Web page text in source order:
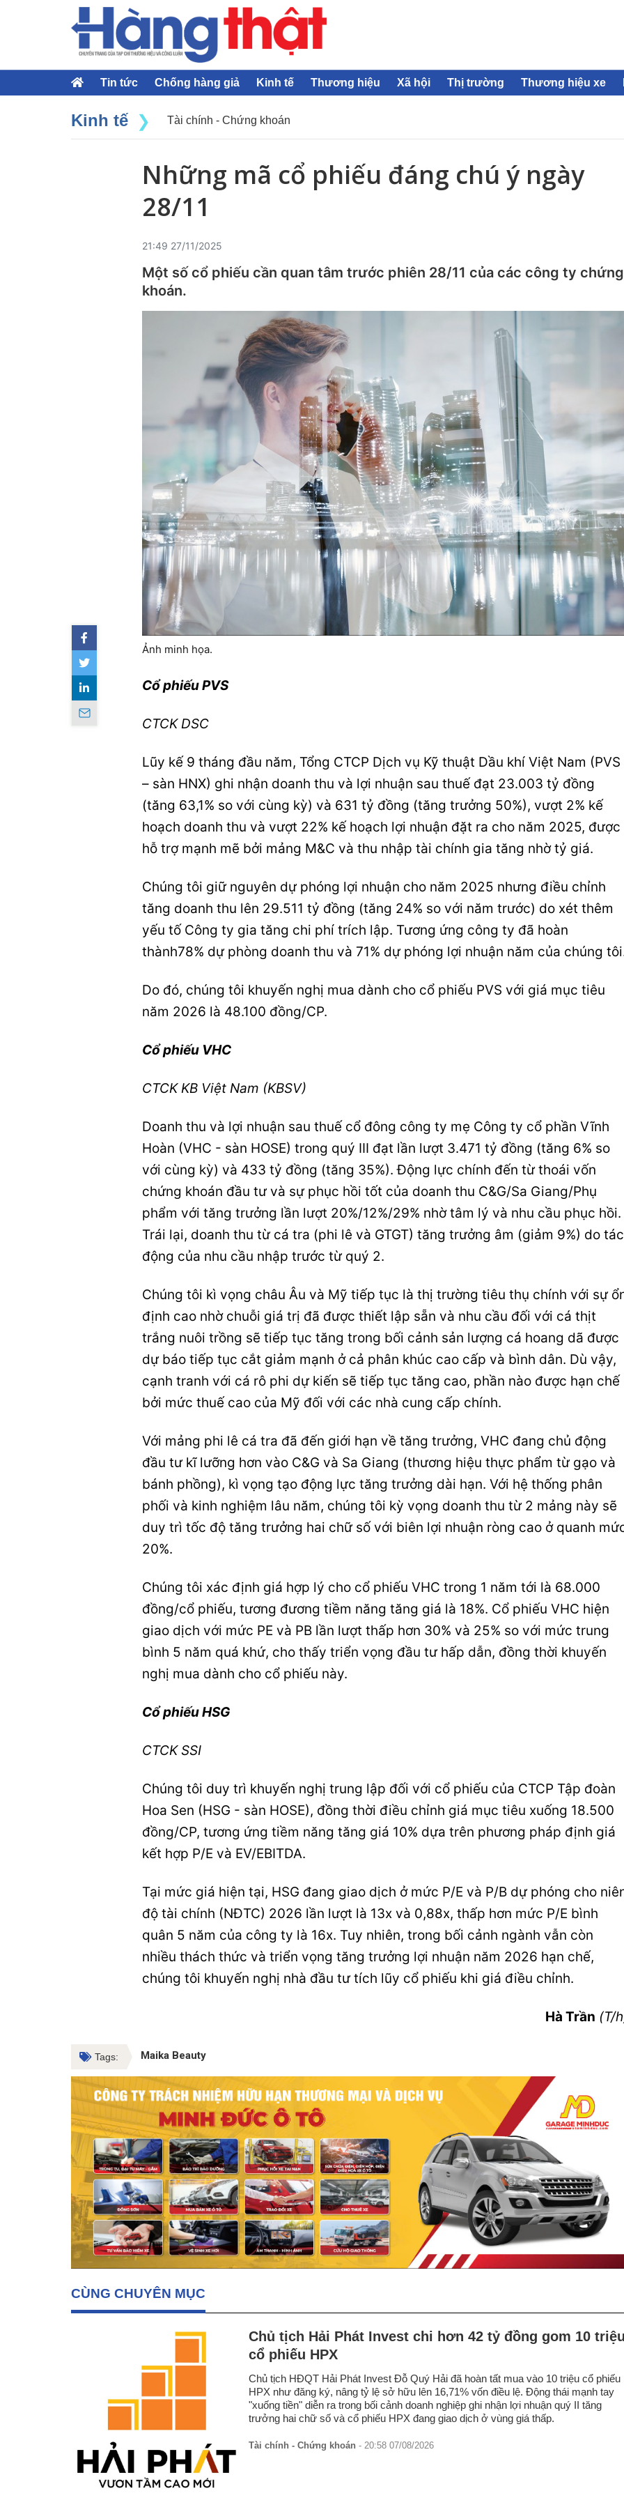
Tin tức Chống hàng giả Kinh tế Thương hiệu Xã hội Thị trường Thương hiệu xe
Kinh tế Tài chính - Chứng khoán
Những mã cổ phiếu đáng chú ý ngày
28/11
21:49 27/11/2025
Một số cổ phiếu cần quan tâm trước phiên 28/11 của các công ty chứng
khoán.
Ảnh minh họa.
Cổ phiếu PVS
CTCK DSC
Lũy kế 9 tháng đầu năm, Tổng CTCP Dịch vụ Kỹ thuật Dầu khí Việt Nam (PVS
– sàn HNX) ghi nhận doanh thu và lợi nhuận sau thuế đạt 23.003 tỷ đồng
(tăng 63,1% so với cùng kỳ) và 631 tỷ đồng (tăng trưởng 50%), vượt 2% kế
hoạch doanh thu và vượt 22% kế hoạch lợi nhuận đặt ra cho năm 2025, được
hỗ trợ mạnh mẽ bởi mảng M&C và thu nhập tài chính gia tăng nhờ tỷ giá.
Chúng tôi giữ nguyên dự phóng lợi nhuận cho năm 2025 nhưng điều chỉnh
tăng doanh thu lên 29.511 tỷ đồng (tăng 24% so với năm trước) do xét thêm
yếu tố Công ty gia tăng chi phí trích lập. Tương ứng công ty đã hoàn
thành78% dự phòng doanh thu và 71% dự phóng lợi nhuận năm của chúng
Do đó, chúng tôi khuyến nghị mua dành cho cổ phiếu PVS với giá mục tiêu
năm 2026 là 48.100 đồng/CP.
Cổ phiếu VHC
CTCK KB Việt Nam (KBSV)
Doanh thu và lợi nhuận sau thuế cổ đông công ty mẹ Công ty cổ phần Vĩnh
Hoàn (VHC - sàn HOSE) trong quý III đạt lần lượt 3.471 tỷ đồng (tăng 6% so
với cùng kỳ) và 433 tỷ đồng (tăng 35%). Động lực chính đến từ thoái vốn
chứng khoán đầu tư và sự phục hồi tốt của doanh thu C&G/Sa Giang/Phụ
phẩm với tăng trưởng lần lượt 20%/12%/29% nhờ tâm lý và nhu cầu phục hồi.
Trái lại, doanh thu từ cá tra (phi lê và GTGT) tăng trưởng âm (giảm 9%) do tác
động của nhu cầu nhập trước từ quý 2.
Chúng tôi kì vọng châu Âu và Mỹ tiếp tục là thị trường tiêu thụ chính với sự
định cao nhờ chuỗi giá trị đã được thiết lập sẵn và nhu cầu đối với cá thịt
trắng nuôi trồng sẽ tiếp tục tăng trong bối cảnh sản lượng cá hoang dã được
dự báo tiếp tục cắt giảm mạnh ở cả phân khúc cao cấp và bình dân. Dù vậy,
cạnh tranh với cá rô phi dự kiến sẽ tiếp tục tăng cao, phần nào được hạn chế
bởi mức thuế cao của Mỹ đối với các nhà cung cấp chính.
Với mảng phi lê cá tra đã đến giới hạn về tăng trưởng, VHC đang chủ động
đầu tư kĩ lưỡng hơn vào C&G và Sa Giang (thương hiệu thực phẩm từ gạo và
bánh phồng), kì vọng tạo động lực tăng trưởng dài hạn. Với hệ thống phân
phối và kinh nghiệm lâu năm, chúng tôi kỳ vọng doanh thu từ 2 mảng này sẽ
duy trì tốc độ tăng trưởng hai chữ số với biên lợi nhuận ròng cao ở quanh
20%.
Chúng tôi xác định giá hợp lý cho cổ phiếu VHC trong 1 năm tới là 68.000
đồng/cổ phiếu, tương đương tiềm năng tăng giá là 18%. Cổ phiếu VHC hiện
giao dịch với mức PE và PB lần lượt thấp hơn 30% và 25% so với mức trung
bình 5 năm quá khứ, cho thấy triển vọng đầu tư hấp dẫn, đồng thời khuyến
nghị mua dành cho cổ phiếu này.
Cổ phiếu HSG
CTCK SSI
Chúng tôi duy trì khuyến nghị trung lập đối với cổ phiếu của CTCP Tập đoàn
Hoa Sen (HSG - sàn HOSE), đồng thời điều chỉnh giá mục tiêu xuống 18.500
đồng/CP, tương ứng tiềm năng tăng giá 10% dựa trên phương pháp định giá
kết hợp P/E và EV/EBITDA.
Tại mức giá hiện tại, HSG đang giao dịch ở mức P/E và P/B dự phóng cho
độ tài chính (NĐTC) 2026 lần lượt là 13x và 0,88x, thấp hơn mức P/E bình
quân 5 năm của công ty là 16x. Tuy nhiên, trong bối cảnh ngành vẫn còn
nhiều thách thức và triển vọng tăng trưởng lợi nhuận năm 2026 hạn chế,
chúng tôi khuyến nghị nhà đầu tư tích lũy cổ phiếu khi giá điều chỉnh.
Hà Trần (T/
Tags: Maika Beauty
CÙNG CHUYÊN MỤC
Chủ tịch Hải Phát Invest chi hơn 42 tỷ đồng gom 10
cổ phiếu HPX
Chủ tịch HĐQT Hải Phát Invest Đỗ Quý Hải đã hoàn tất mua vào 10 triệu cổ phiếu
HPX như đăng ký, nâng tỷ lệ sở hữu lên 16,71% vốn điều lệ. Động thái mạnh tay
"xuống tiền" diễn ra trong bối cảnh doanh nghiệp ghi nhận lợi nhuận quý II tăng
trưởng hai chữ số và cổ phiếu HPX đang giao dịch ở vùng giá thấp.
Tài chính - Chứng khoán - 20:58 07/08/2026